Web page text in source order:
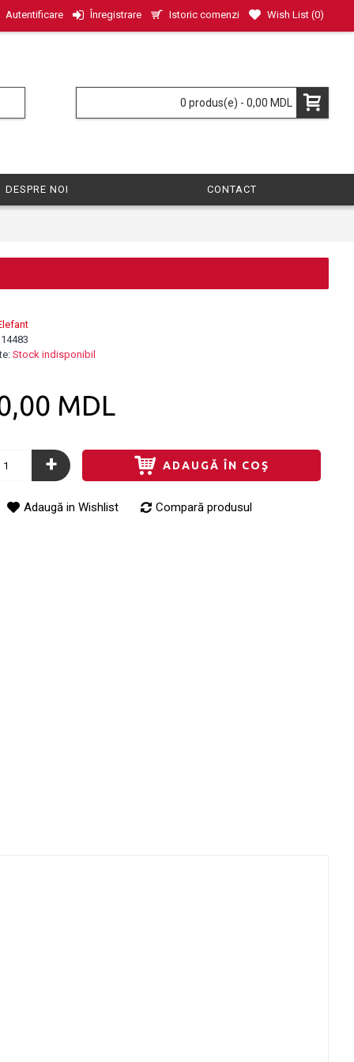
Autentificare Înregistrare Istoric comenzi Wish List (0)
0 produs(e) - 0,00 MDL
DESPRE NOI CONTACT
14483
Stock indisponibil
MDL
+ ADAUGĂ ÎN COŞ
Adaugă in Wishlist Compară produsul